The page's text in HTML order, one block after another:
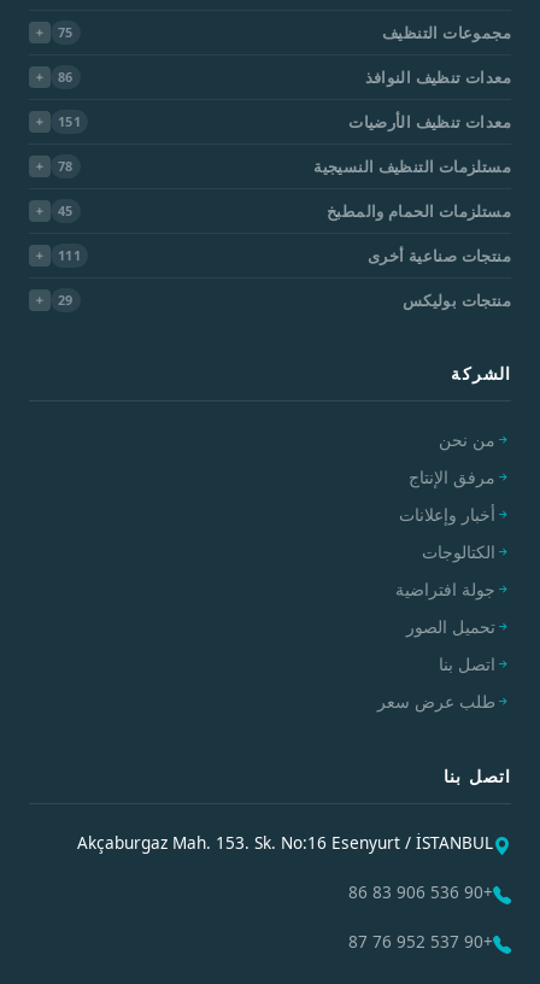
مجموعات التنظيف 75
معدات تنظيف النوافذ 86
معدات تنظيف الأرضيات 151
مستلزمات التنظيف النسيجية 78
مستلزمات الحمام والمطبخ 45
منتجات صناعية أخرى 111
منتجات بوليكس 29
الشركة
من نحن
مرفق الإنتاج
أخبار وإعلانات
الكتالوجات
جولة افتراضية
تحميل الصور
اتصل بنا
طلب عرض سعر
اتصل بنا
Akçaburgaz Mah. 153. Sk. No:16 Esenyurt / İSTANBUL
+90 536 906 83 86
+90 537 952 76 87